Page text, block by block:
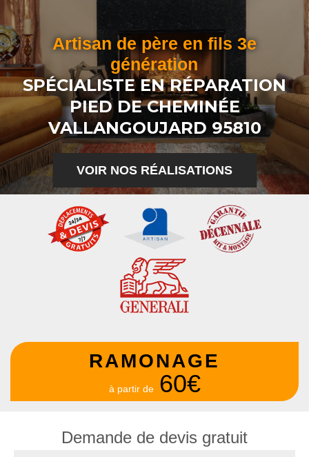
Artisan de père en fils 3e
génération
SPÉCIALISTE EN RÉPARATION
PIED DE CHEMINÉE
VALLANGOUJARD 95810
VOIR NOS RÉALISATIONS
RAMONAGE
à partir de 60€
Demande de devis gratuit